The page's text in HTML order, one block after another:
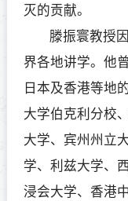
灭的贡献。
滕振寰教授
界各地讲学。他
日本及香港等地
大学伯克利分校
大学、宾州州立
学、利兹大学、
浸会大学、香港